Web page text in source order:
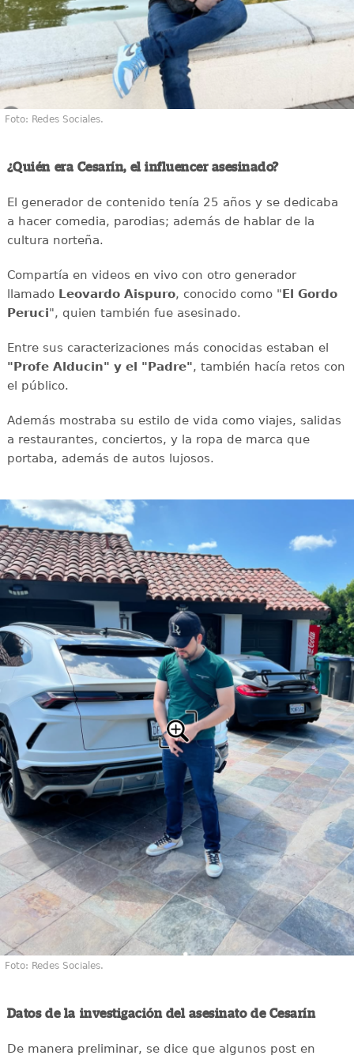
Foto: Redes Sociales.
¿Quién era Cesarín, el influencer asesinado?
El generador de contenido tenía 25 años y se dedicaba
a hacer comedia, parodias; además de hablar de la
cultura norteña.
Compartía en videos en vivo con otro generador
llamadoLeovardo Aispuro, conocido como "El Gordo
Peruci", quien también fue asesinado.
Entre sus caracterizaciones más conocidas estaban el
"Profe Alducin" y el "Padre", también hacía retos con
el público.
Además mostraba su estilo de vida como viajes, salidas
a restaurantes, conciertos, y la ropa de marca que
portaba, además de autos lujosos.
Foto: Redes Sociales.
Datos de la investigación del asesinato de Cesarín
De manera preliminar, se dice que algunos post en